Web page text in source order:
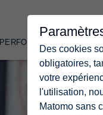
Des cookies
obligatoires,
votre
l'utilisation,
Matomo sans
PERFORMANCES